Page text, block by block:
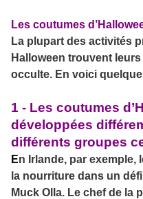
Les coutumes
La plupart des activités
Halloween trouvent
occulte. En voici
1 - Les coutumes
développées
différents groupes
En Irlande, par exemple,
la nourriture dans un
Muck Olla. Le chef de la